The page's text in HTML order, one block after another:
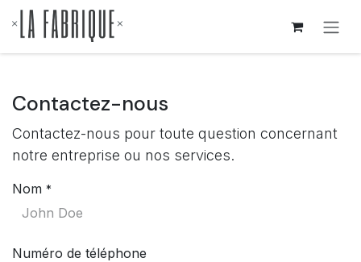
Se rendre au contenu
Contactez-nous
Contactez-nous pour toute question concernant
notre entreprise ou nos services.
Nom *
Numéro de téléphone